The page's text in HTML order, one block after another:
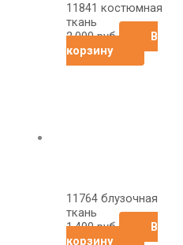
11841 костюмная
ткань
2,090руб
В
корзину
11764 блузочная
ткань
1,490руб
В
корзину